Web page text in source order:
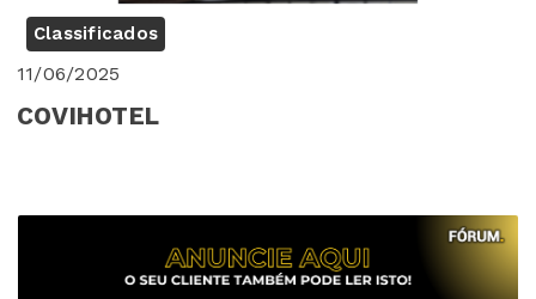
Classificados
11/06/2025
COVIHOTEL